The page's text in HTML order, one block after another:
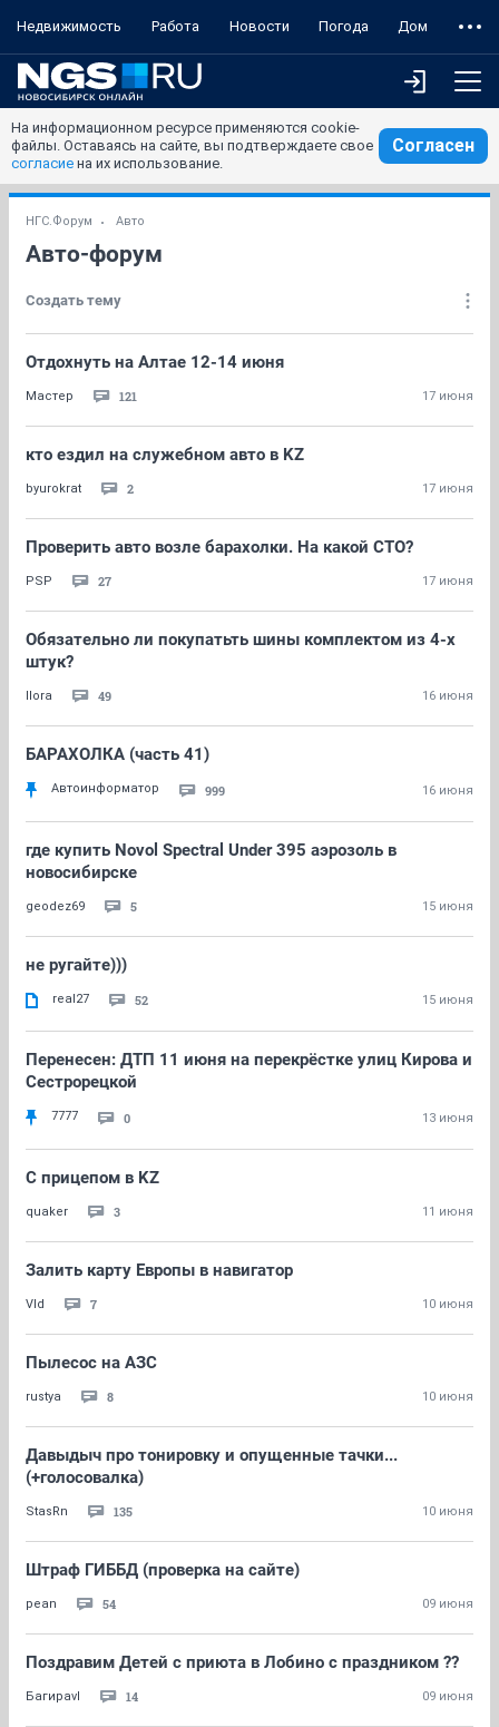
Недвижимость Работа Новости Погода Дом
На информационном ресурсе применяются cookie-
файлы. Оставаясь на сайте, вы подтверждаете свое
согласие на их использование.
Согласен
НГС.Форум Авто
Авто-форум
Создать тему
Отдохнуть на Алтае 12-14 июня
Мастер 121 17 июня
кто ездил на служебном авто в KZ
byurokrat 2 17 июня
Проверить авто возле барахолки. На какой СТО?
PSP 27 17 июня
Обязательно ли покупатьть шины комплектом из 4-х
штук?
Ilora 49 16 июня
БАРАХОЛКА (часть 41)
Автоинформатор 999 16 июня
где купить Novol Spectral Under 395 аэрозоль в
новосибирске
geodez69 5 15 июня
не ругайте)))
real27 52 15 июня
Перенесен: ДТП 11 июня на перекрёстке улиц Кирова и
Сестрорецкой
7777 0 13 июня
C прицепом в KZ
quaker 3 11 июня
Залить карту Европы в навигатор
Vld 7 10 июня
Пылесос на АЗС
rustya 8 10 июня
Давыдыч про тонировку и опущенные тачки...
(+голосовалка)
StasRn 135 10 июня
Штраф ГИББД (проверка на сайте)
pean 54 09 июня
Поздравим Детей с приюта в Лобино с праздником ??
Багираvl 14 09 июня